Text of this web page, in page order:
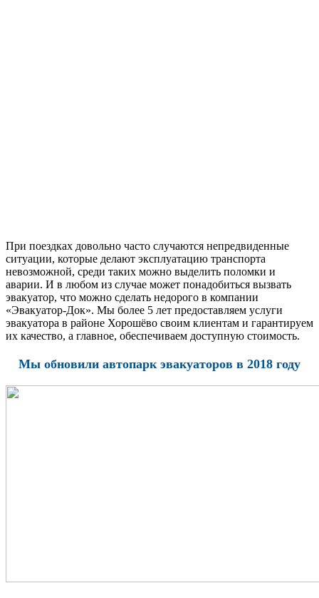
При поездках довольно часто случаются непредвиденные
ситуации, которые делают эксплуатацию транспорта
невозможной, среди таких можно выделить поломки и
аварии. И в любом из случае может понадобиться вызвать
эвакуатор, что можно сделать недорого в компании
«Эвакуатор-Док». Мы более 5 лет предоставляем услуги
эвакуатора в районе Хорошёво своим клиентам и гарантируем
их качество, а главное, обеспечиваем доступную стоимость.
Мы обновили автопарк эвакуаторов в 2018 году